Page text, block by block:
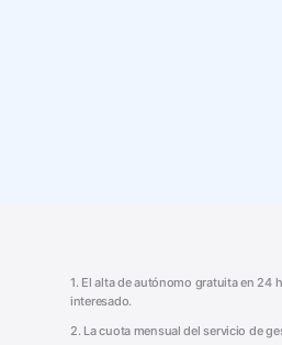
1. El alta de autónomo gratuita en 24
interesado.
2. La cuota mensual del servicio de